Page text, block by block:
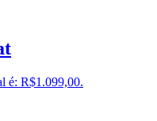
é: R$1.099,00.